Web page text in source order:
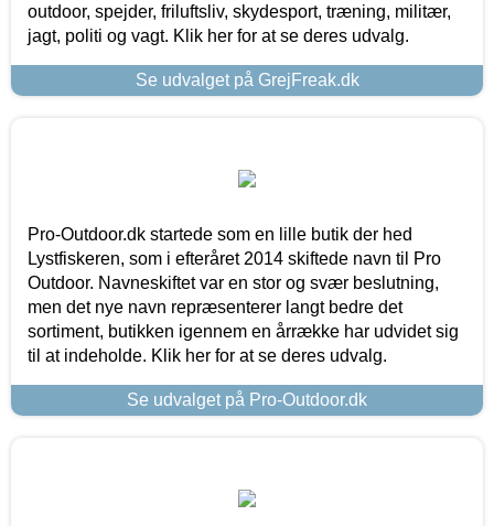
outdoor, spejder, friluftsliv, skydesport, træning, militær,
jagt, politi og vagt. Klik her for at se deres udvalg.
Se udvalget på GrejFreak.dk
Pro-Outdoor.dk startede som en lille butik der hed
Lystfiskeren, som i efteråret 2014 skiftede navn til Pro
Outdoor. Navneskiftet var en stor og svær beslutning,
men det nye navn repræsenterer langt bedre det
sortiment, butikken igennem en årrække har udvidet sig
til at indeholde. Klik her for at se deres udvalg.
Se udvalget på Pro-Outdoor.dk